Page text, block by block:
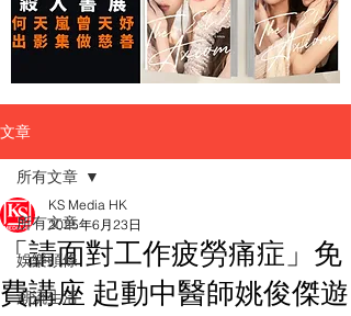
文章
所有文章
娛樂頭條
潮流生活
所有文章
「請面對工作疲勞痛症」免
費講座 起動中醫師姚俊傑遊
KS Media HK
2025年6月23日